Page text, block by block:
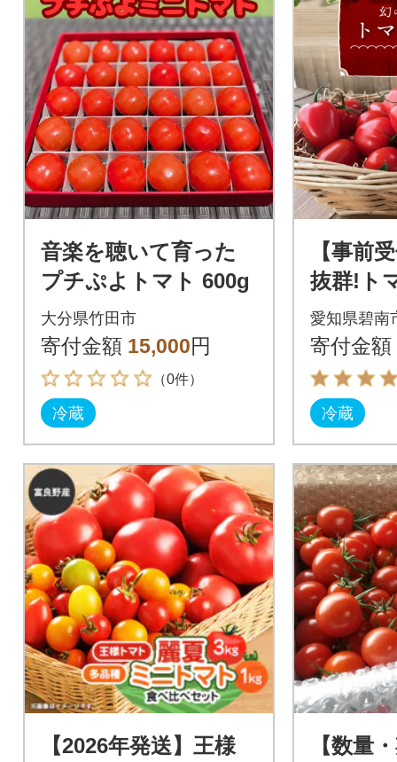
音楽を聴いて育った
プチぷよトマト 600g
大分県竹田市
寄付金額 15,000円
（0件）
冷蔵
【事前
抜群!ト
食べら
リー 4
H004-
愛知県碧南
寄付金額
冷蔵
【2026年発送】王様
【数量